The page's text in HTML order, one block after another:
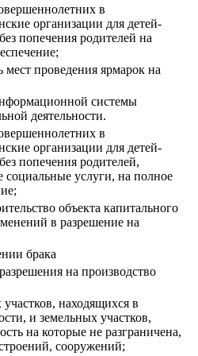
в
организации для детей-
попечения родителей на
проведения ярмарок на
системы
деятельности.
в
организации для детей-
попечения родителей,
услуги, на полное
объекта капитального
в разрешение на
брака
на производство
находящихся в
и земельных участков,
на которые не разграничена,
сооружений;